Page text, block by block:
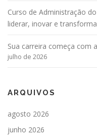
Curso de Administração
liderar, inovar e
Sua carreira começa com
julho de 2026
ARQUIVOS
agosto 2026
junho 2026